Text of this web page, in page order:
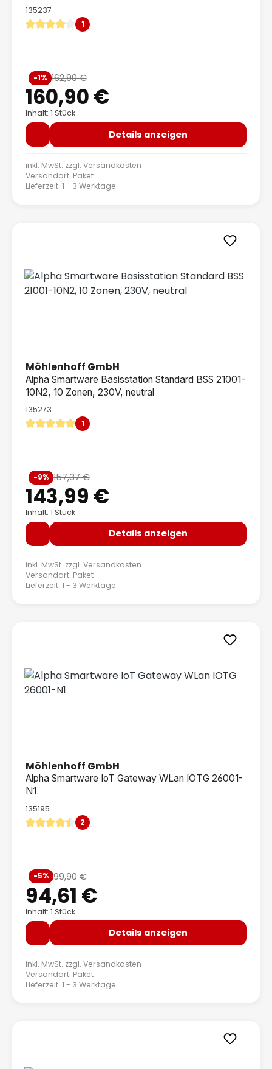
135237
Durchschnittliche Bewertung von 4 von 5 Sternen
1
Verkaufspreis:
160,90 €
Regulärer Preis:
162,90 €
-1%
Inhalt: 1 Stück
Details anzeigen
inkl. MwSt. zzgl. Versandkosten
Versandart: Paket
Lieferzeit: 1 - 3 Werktage
Möhlenhoff GmbH
Alpha Smartware Basisstation Standard BSS 21001-
10N2, 10 Zonen, 230V, neutral
135273
Durchschnittliche Bewertung von 5 von 5 Sternen
1
Verkaufspreis:
143,99 €
Regulärer Preis:
157,37 €
-9%
Inhalt: 1 Stück
Details anzeigen
inkl. MwSt. zzgl. Versandkosten
Versandart: Paket
Lieferzeit: 1 - 3 Werktage
Möhlenhoff GmbH
Alpha Smartware IoT Gateway WLan IOTG 26001-
N1
135195
Durchschnittliche Bewertung von 4.5 von 5 Sternen
2
Verkaufspreis:
94,61 €
Regulärer Preis:
99,90 €
-5%
Inhalt: 1 Stück
Details anzeigen
inkl. MwSt. zzgl. Versandkosten
Versandart: Paket
Lieferzeit: 1 - 3 Werktage